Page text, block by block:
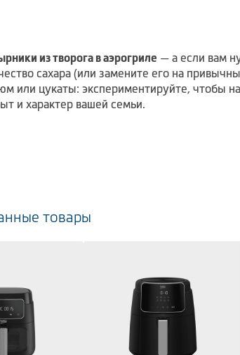
из творога в аэрогриле — а если вам
сахара (или замените его на
или цукаты: экспериментируйте, чтобы
и характер вашей семьи.
товары